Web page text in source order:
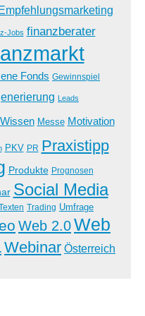
Empfehlungsmarketing
Jobs finanzberater
Fonds Gewinnspiel
Leads
Messe Motivation
PKV PR Praxistipp
Produkte Prognosen
Social Media
Trading Umfrage
Web 2.0Web
Webinar Österreich